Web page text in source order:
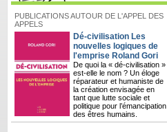
PUBLICATIONS AUTOUR DE L'APPEL DES
APPELS
Dé-civilisation Les
nouvelles logiques de
l'emprise Roland Gori
De quoi la « dé-civilisation »
est-elle le nom ? Un éloge
réparateur et humaniste de
la création envisagée en
tant que lutte sociale et
politique pour l’émancipation
des êtres humains.